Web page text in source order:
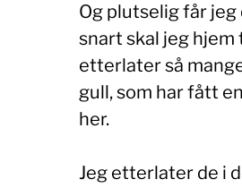
Og plutselig får
snart skal jeg hjem
etterlater så
gull, som har fått
her.
Jeg etterlater de i